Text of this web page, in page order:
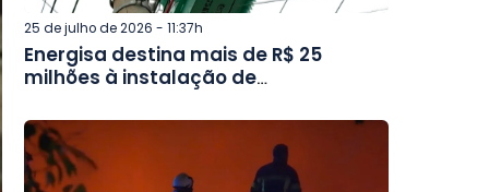
25 de julho de 2026 - 11:37h
Energisa destina mais de R$ 25
milhões à instalação de
interior de Minas e no Rio